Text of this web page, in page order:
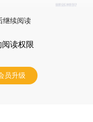
继续阅读
阅读权限
员升级